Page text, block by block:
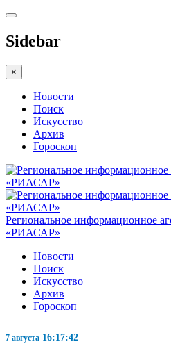
Sidebar
×
Новости
Поиск
Искусство
Архив
Гороскоп
Региональное информационное
«РИАСАР»
Новости
Поиск
Искусство
Архив
Гороскоп
7 августа 16:17:43